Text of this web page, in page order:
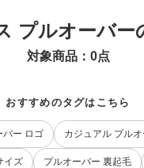
プルオーバー
対象商品： 0点
おすすめのタグはこちら
バー ロゴ カジュアル プル
イズ プルオーバー 裏起毛